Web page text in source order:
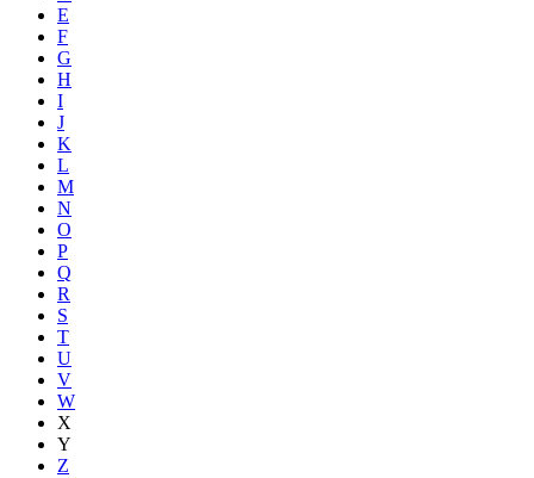
E
F
G
H
I
J
K
L
M
N
O
P
Q
R
S
T
U
V
W
X
Y
Z